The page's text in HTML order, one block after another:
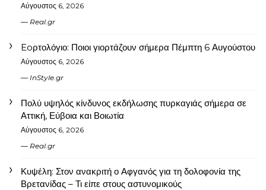
Αύγουστος 6, 2026
Real.gr
Eoρτολόγιο: Ποιοι γιορτάζουν σήμερα Πέμπτη 6 Αυγούστου
Αύγουστος 6, 2026
InStyle.gr
Πολύ υψηλός κίνδυνος εκδήλωσης πυρκαγιάς σήμερα σε
Αττική, Εύβοια και Βοιωτία
Αύγουστος 6, 2026
Real.gr
Κυψέλη: Στον ανακριτή ο Αφγανός για τη δολοφονία της
Βρετανίδας – Τι είπε στους αστυνομικούς